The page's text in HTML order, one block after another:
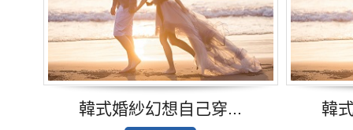
韓式婚紗幻想自己穿... 韓